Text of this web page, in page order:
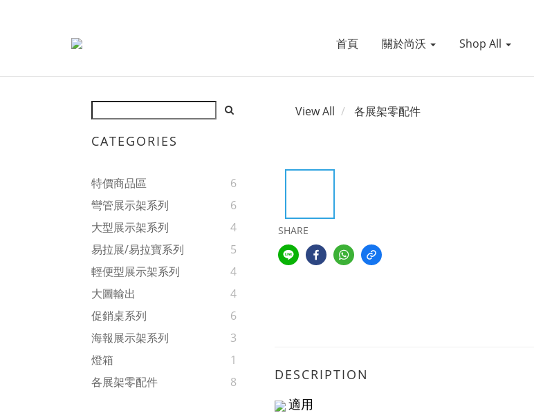
首頁 關於尚沃 Shop All
CATEGORIES
特價商品區
6
彎管展示架系列
6
大型展示架系列
4
易拉展/易拉寶系列
5
輕便型展示架系列
4
大圖輸出
4
促銷桌系列
6
海報展示架系列
3
燈箱
1
各展架零配件
8
View All 各展架零配件
SHARE
DESCRIPTION
適用